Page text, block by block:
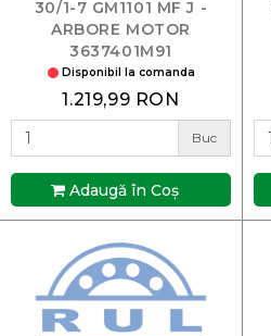
30/1-7 GM1101 MF J -
ARBORE MOTOR
3637401M91
Disponibil la comanda
1.219,99 RON
Buc
Adaugă în Coş